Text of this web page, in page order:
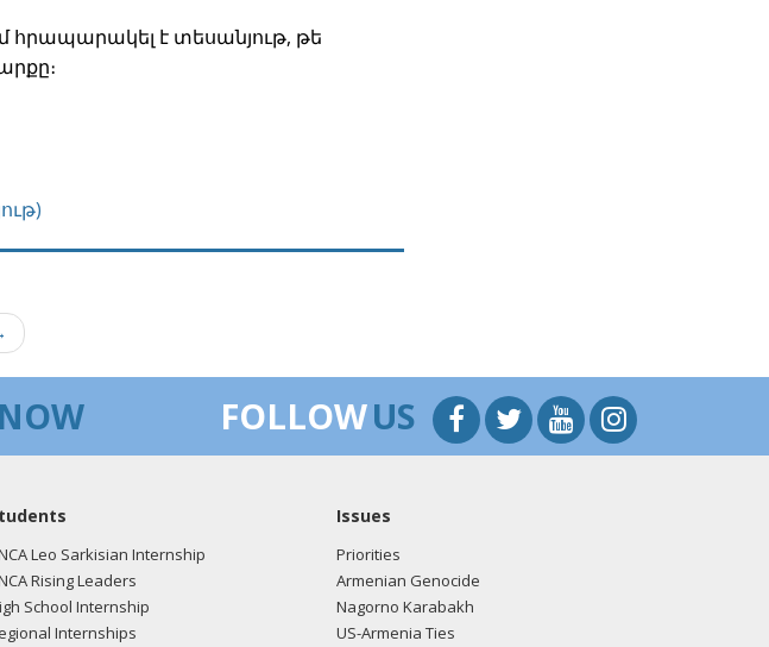
հրապարակել է տեսանյութ, թե
NOW FOLLOWUS
Leo Sarkisian Internship
Rising Leaders
School Internship
Internships
Issues
Priorities
Armenian Genocide
Nagorno Karabakh
US-Armenia Ties